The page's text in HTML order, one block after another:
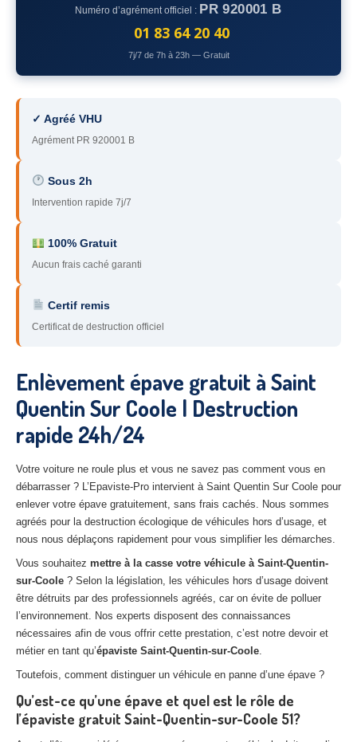
– Yvelines
– Hauts-de-Seine
93– Seine-Saint-Denis
94 – Val-de-Marne
95– Val d’Oise
91 – Essonne
– Yonne
60 – Oise
45 – Loiret
10– Aube
02 – Aisne
Tous les secteurs
CENTRE VHU AGRÉE
Centreagréé VHU Paris 75 : casse auto avec destruction
Centreagréé VHU 77 : casse auto avec destruction
Centreagréé VHU 78 : casse auto avec destruction
Centreagréé VHU 91 : casse auto avec destruction
Centre agréé VHU 93 : casse auto avec destruction
Centreagréé VHU 94 : casse auto avec destruction
Numéro d’agrément officiel : PR 920001 B
01 83 64 20 40
7j/7 de 7h à 23h — Gratuit
✓ Agréé VHU
Agrément PR 920001 B
Sous 2h
Intervention rapide 7j/7
100% Gratuit
Aucun frais caché garanti
Certif remis
Certificat de destruction officiel
Enlèvement épave gratuit à Saint
Quentin Sur Coole | Destruction
rapide 24h/24
Votre voiture ne roule plus et vous ne savez pas comment vous en
débarrasser ? L’Epaviste-Pro intervient à Saint Quentin Sur Coole pour
enlever votre épave gratuitement, sans frais cachés. Nous sommes
agréés pour la destruction écologique de véhicules hors d’usage, et
nous nous déplaçons rapidement pour vous simplifier les démarches.
Vous souhaitez mettre à la casse votre véhicule à Saint-Quentin-
sur-Coole ? Selon la législation, les véhicules hors d’usage doivent
être détruits par des professionnels agréés, car on évite de polluer
l’environnement. Nos experts disposent des connaissances
nécessaires afin de vous offrir cette prestation, c’est notre devoir et
métier en tant qu’épaviste Saint-Quentin-sur-Coole.
Toutefois, comment distinguer un véhicule en panne d’une épave ?
Qu’est-ce qu’une épave et quel est le rôle de
l’épaviste gratuit Saint-Quentin-sur-Coole 51?